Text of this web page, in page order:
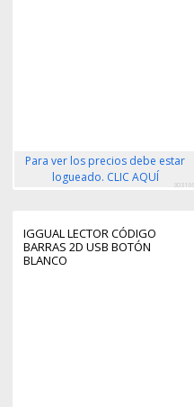
Para ver los precios debe estar
logueado. CLIC AQUÍ
303166
IGGUAL LECTOR CÓDIGO
BARRAS 2D USB BOTÓN
BLANCO